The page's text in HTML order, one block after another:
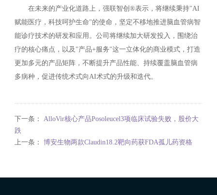
在未来的产业化道路上，强联智创®表示，将继续秉持"AI
赋能医疗，科技呵护生命"的使命，坚定不移地推进脑血管病智
能诊疗技术的研发和应用。公司将继续加大研发投入，围绕治
疗的核心痛点，以及"产品+服务"这一立体化的商业模式，打造
更加多元的产品矩阵，不断提升产品性能、持续覆盖脑血管病
多病种，促进传统术式向AI术式的升级和迭代。
下一条： AlloVir核心产品Posoleucel3项临床试验失败，股价大
跌
上一条： 博安生物两款Claudin18.2靶向药获FDA孤儿药资格